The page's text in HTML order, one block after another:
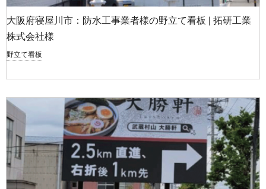
大阪府寝屋川市：防水工事業者様の野立て看板 | 拓研工業
株式会社様
野立て看板